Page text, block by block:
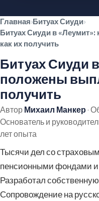
обязательств
✓
Без предоплаты —
если получите
✓ Тысячи семей уже
Главная›Битуах Сиуди›
Битуах Сиуди в
как их получить
Битуах Сиуди
положены
получить
АвторМихаил Манкер ·
Основатель и
лет опыта
Тысячи дел со
пенсионными фондами
Разработал
Сопровождение на